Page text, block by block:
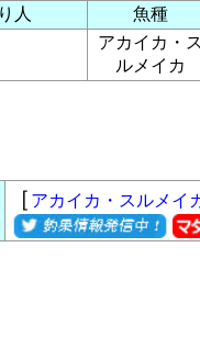
人
魚種
アカイカ・
ルメイカ
［ アカイカ・スルメイ